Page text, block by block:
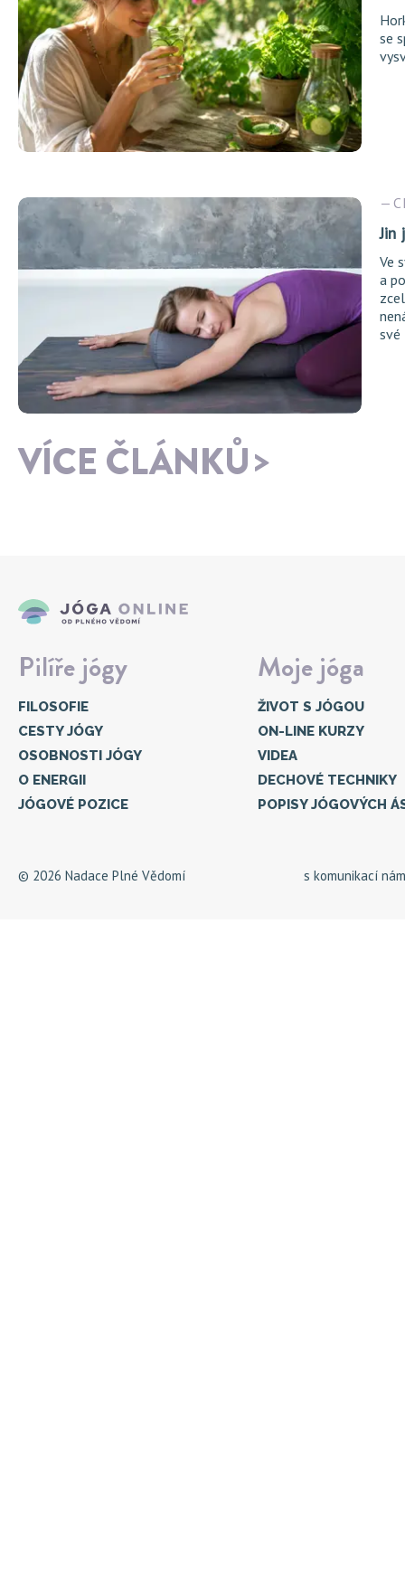
se
Jin
Ve
a
VÍCE ČLÁNKŮ
Pilíře jógy
FILOSOFIE
CESTY JÓGY
OSOBNOSTI JÓGY
O ENERGII
JÓGOVÉ POZICE
Moje jóga
ŽIVOT S JÓGOU
ON-LINE KURZY
VIDEA
DECHOVÉ TECHNIKY
POPISY JÓGOVÝCH
© 2026 Nadace Plné Vědomí s komunikací